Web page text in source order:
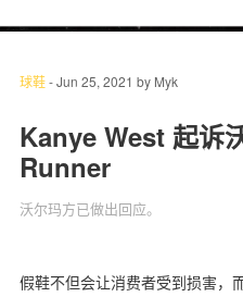
球鞋-Jun 25, 2021 by Myk
Kanye West 起诉
Runner
沃尔玛方已做出回应。
假鞋不但会让消费者受到损害，